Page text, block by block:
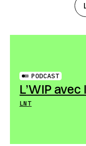
PODCAST
L’WIP
LNT